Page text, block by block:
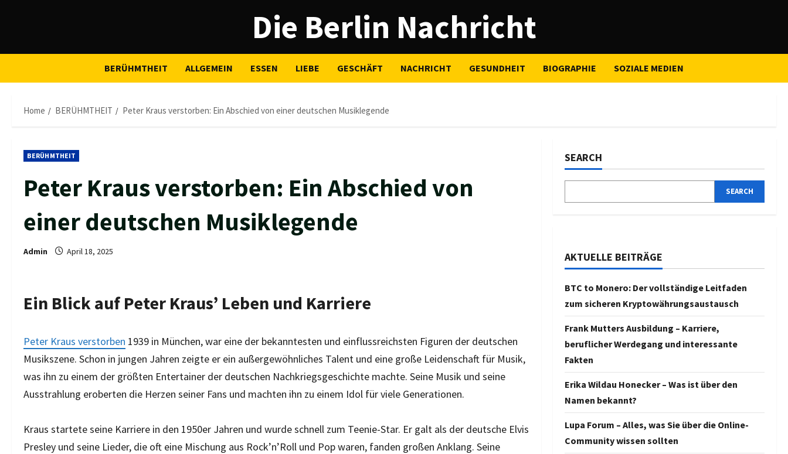
Die Berlin Nachricht
BERÜHMTHEIT ALLGEMEIN ESSEN LIEBE GESCHÄFT NACHRICHT GESUNDHEIT BIOGRAPHIE SOZIALE MEDIEN
Home BERÜHMTHEIT Peter Kraus verstorben: Ein Abschied von einer deutschen Musiklegende
BERÜHMTHEIT
Peter Kraus verstorben: Ein Abschied von
einer deutschen Musiklegende
Admin April 18, 2025
Ein Blick auf Peter Kraus’ Leben und Karriere
Peter Kraus verstorben 1939 in München, war eine der bekanntesten und einflussreichsten Figuren der deutschen
Musikszene. Schon in jungen Jahren zeigte er ein außergewöhnliches Talent und eine große Leidenschaft für Musik,
was ihn zu einem der größten Entertainer der deutschen Nachkriegsgeschichte machte. Seine Musik und seine
Ausstrahlung eroberten die Herzen seiner Fans und machten ihn zu einem Idol für viele Generationen.
Kraus startete seine Karriere in den 1950er Jahren und wurde schnell zum Teenie-Star. Er galt als der deutsche Elvis
Presley und seine Lieder, die oft eine Mischung aus Rock’n’Roll und Pop waren, fanden großen Anklang. Seine
SEARCH
SEARCH
AKTUELLE BEITRÄGE
BTC to Monero: Der vollständige Leitfaden
zum sicheren Kryptowährungsaustausch
Frank Mutters Ausbildung – Karriere,
beruflicher Werdegang und interessante
Fakten
Erika Wildau Honecker – Was ist über den
Namen bekannt?
Lupa Forum – Alles, was Sie über die Online-
Community wissen sollten